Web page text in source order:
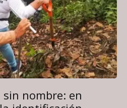
sin nombre: en